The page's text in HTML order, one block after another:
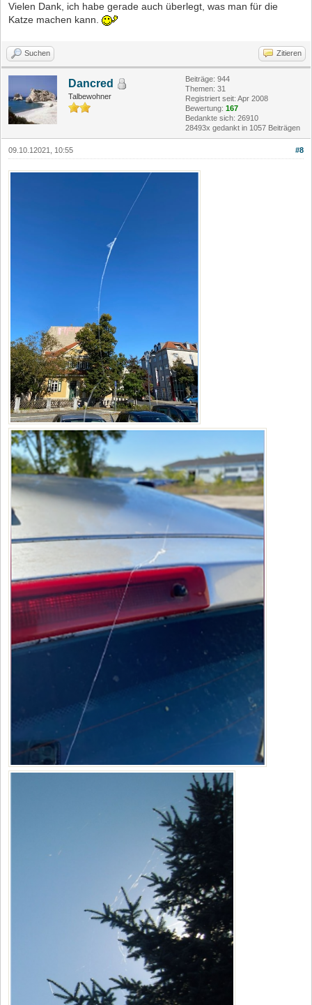
Vielen Dank, ich habe gerade auch überlegt, was man für die
Katze machen kann.
Suchen Zitieren
Dancred
Talbewohner
Beiträge: 944
Themen: 31
Registriert seit: Apr 2008
Bewertung: 167
Bedankte sich: 26910
28493x gedankt in 1057 Beiträgen
#8
09.10.12021, 10:55